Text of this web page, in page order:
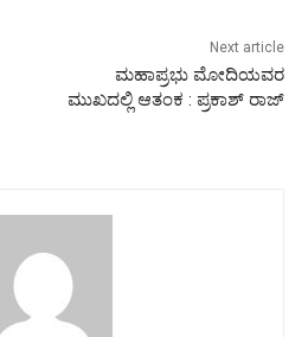
Next article
ಮಹಾಪ್ರಭು ಮೋದಿಯವರ
ಮುಖದಲ್ಲಿ ಆತಂಕ : ಪ್ರಕಾಶ್ ರಾಜ್